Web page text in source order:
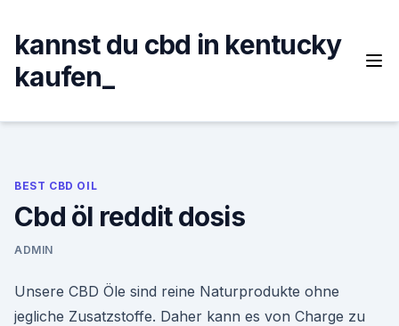
content
kannst du cbd in kentucky
kaufen_
BEST CBD OIL
Cbd öl reddit dosis
ADMIN
Unsere CBD Öle sind reine Naturprodukte ohne
jegliche Zusatzstoffe. Daher kann es von Charge zu